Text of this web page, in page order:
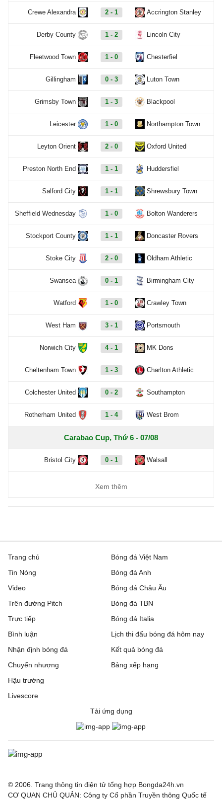
Crewe Alexandra 2 - 1 Accrington Stanley
Derby County 1 - 2 Lincoln City
Fleetwood Town 1 - 0 Chesterfiel
Gillingham 0 - 3 Luton Town
Grimsby Town 1 - 3 Blackpool
Leicester 1 - 0 Northampton Town
Leyton Orient 2 - 0 Oxford United
Preston North End 1 - 1 Huddersfiel
Salford City 1 - 1 Shrewsbury Town
Sheffield Wednesday 1 - 0 Bolton Wanderers
Stockport County 1 - 1 Doncaster Rovers
Stoke City 2 - 0 Oldham Athletic
Swansea 0 - 1 Birmingham City
Watford 1 - 0 Crawley Town
West Ham 3 - 1 Portsmouth
Norwich City 4 - 1 MK Dons
Cheltenham Town 1 - 3 Charlton Athletic
Colchester United 0 - 2 Southampton
Rotherham United 1 - 4 West Brom
Carabao Cup, Thứ 6 - 07/08
Bristol City 0 - 1 Walsall
Xem thêm
Trang chủ
Tin Nóng
Video
Trên đường Pitch
Trực tiếp
Bóng đá Việt Nam
Bóng đá Anh
Bóng đá Châu Âu
Bóng đá TBN
Bóng đá Italia
Bình luận
Nhận định bóng đá
Chuyển nhượng
Hậu trường
Livescore
Lịch thi đấu bóng đá hôm nay
Kết quả bóng đá
Bảng xếp hạng
Tải ứng dụng
© 2006. Trang thông tin điện tử tổng hợp Bongda24h.vn
CƠ QUAN CHỦ QUẢN: Công ty Cổ phần Truyền thông Quốc tế